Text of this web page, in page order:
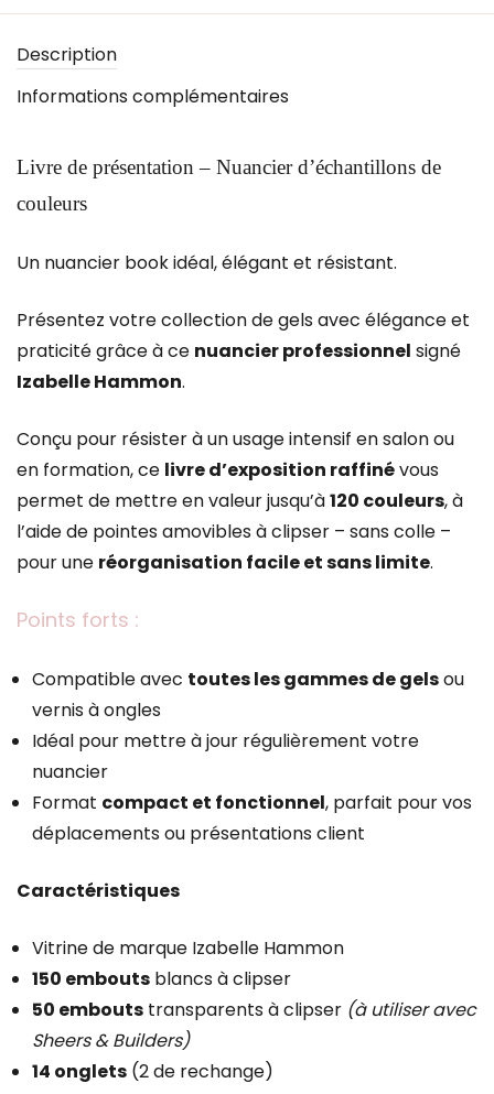
Description
Informations complémentaires
Livre de présentation – Nuancier d’échantillons de
couleurs
Un nuancier book idéal, élégant et résistant.
Présentez votre collection de gels avec élégance et
praticité grâce à ce nuancier professionnel signé
Izabelle Hammon.
Conçu pour résister à un usage intensif en salon ou
en formation, ce livre d’exposition raffinévous
permet de mettre en valeur jusqu’à120 couleurs, à
l’aide de pointes amovibles à clipser – sans colle –
pour une réorganisation facile et sans limite.
Points forts :
Compatible avec toutes les gammes de gelsou
vernis à ongles
Idéal pour mettre à jour régulièrement votre
nuancier
Format compact et fonctionnel, parfait pour vos
déplacements ou présentations client
Caractéristiques
Vitrine de marque Izabelle Hammon
150 embouts blancs à clipser
50 embouts transparents à clipser (à utiliser avec
Sheers & Builders)
14 onglets (2 de rechange)